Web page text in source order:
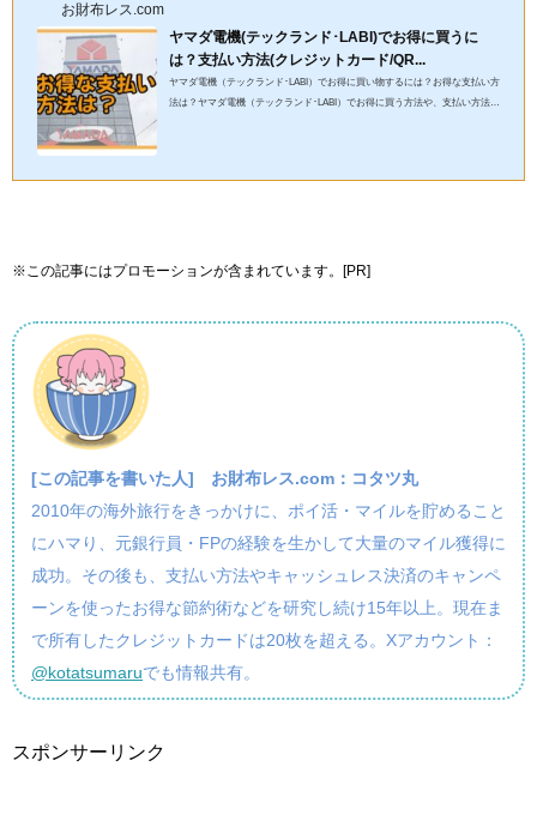
お財布レス.com
ヤマダ電機(テックランド･LABI)でお得に買うに
は？支払い方法(クレジットカード/QR...
ヤマダ電機（テックランド･LABI）でお得に買い物するには？お得な支払い方
法は？ヤマダ電機（テックランド･LABI）でお得に買う方法や、支払い方法
※この記事にはプロモーションが含まれています。[PR]
[この記事を書いた人] お財布レス.com：コタツ丸
2010年の海外旅行をきっかけに、ポイ活・マイルを貯めること
にハマり、元銀行員・FPの経験を生かして大量のマイル獲得に
成功。その後も、支払い方法やキャッシュレス決済のキャンペ
ーンを使ったお得な節約術などを研究し続け15年以上。現在ま
で所有したクレジットカードは20枚を超える。Xアカウント：
@kotatsumaruでも情報共有。
スポンサーリンク